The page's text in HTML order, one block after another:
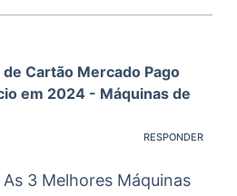
Cartão Mercado Pago
em 2024 - Máquinas de
RESPONDER
3 Melhores Máquinas